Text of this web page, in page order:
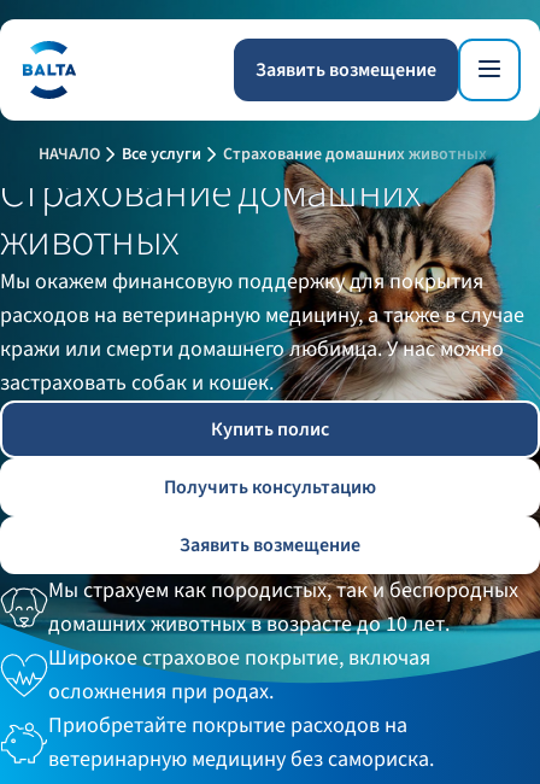
Заявить возмещение
НАЧАЛО Все услуги Страхование домашних животных
Страхование домашних
животных
Мы окажем финансовую поддержку для покрытия
расходов на ветеринарную медицину, а также в случае
кражи или смерти домашнего любимца. У нас можно
застраховать собак и кошек.
Мы страхуем как породистых, так и беспородных
домашних животных в возрасте до 10 лет.
Широкое страховое покрытие, включая
осложнения при родах.
Приобретайте покрытие расходов на
ветеринарную медицину без самориска.
Купить полис
Получить консультацию
Заявить возмещение